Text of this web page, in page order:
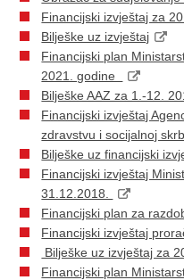
Financijski izvještaj za
Bilješke uz izvještaj
Financijski plan
2021. godine
Bilješke AAZ za 1.-12.
Financijski izvještaj
zdravstvu i socijalnoj
Bilješke uz financijski
Financijski izvještaj
31.12.2018.
Financijski plan za
Financijski izvještaj
Bilješke uz izvještaj za
Financijski plan